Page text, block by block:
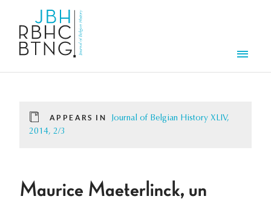
APPEARS IN
Journal of Belgian History XLIV,
2014, 2/3
Maurice Maeterlinck, un